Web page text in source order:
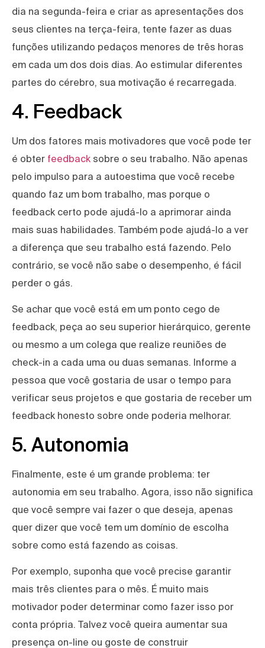
dia na segunda-feira e criar as apresentações dos
seus clientes na terça-feira, tente fazer as duas
funções utilizando pedaços menores de três horas
em cada um dos dois dias. Ao estimular diferentes
partes do cérebro, sua motivação é recarregada.
4. Feedback
Um dos fatores mais motivadores que você pode ter
é obter feedback sobre o seu trabalho. Não apenas
pelo impulso para a autoestima que você recebe
quando faz um bom trabalho, mas porque o
feedback certo pode ajudá-lo a aprimorar ainda
mais suas habilidades. Também pode ajudá-lo a ver
a diferença que seu trabalho está fazendo. Pelo
contrário, se você não sabe o desempenho, é fácil
perder o gás.
Se achar que você está em um ponto cego de
feedback, peça ao seu superior hierárquico, gerente
ou mesmo a um colega que realize reuniões de
check-in a cada uma ou duas semanas. Informe a
pessoa que você gostaria de usar o tempo para
verificar seus projetos e que gostaria de receber um
feedback honesto sobre onde poderia melhorar.
5. Autonomia
Finalmente, este é um grande problema: ter
autonomia em seu trabalho. Agora, isso não significa
que você sempre vai fazer o que deseja, apenas
quer dizer que você tem um domínio de escolha
sobre como está fazendo as coisas.
Por exemplo, suponha que você precise garantir
mais três clientes para o mês. É muito mais
motivador poder determinar como fazer isso por
conta própria. Talvez você queira aumentar sua
presença on-line ou goste de construir